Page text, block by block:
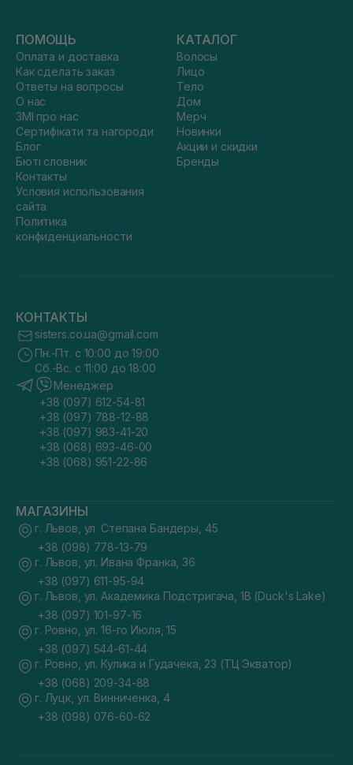
ПОМОЩЬ
Оплата и доставка
Как сделать заказ
Ответы на вопросы
О нас
ЗМІ про нас
Сертифікати та нагороди
Блог
Бюті словник
Контакты
Условия использования
сайта
Политика
конфиденциальности
КАТАЛОГ
Волосы
Лицо
Тело
Дом
Мерч
Новинки
Акции и скидки
Бренды
КОНТАКТЫ
sisters.co.ua@gmail.com
Пн.-Пт. с 10:00 до 19:00
Сб.-Вс. с 11:00 до 18:00
Менеджер
+38 (097) 612-54-81
+38 (097) 788-12-88
+38 (097) 983-41-20
+38 (068) 693-46-00
+38 (068) 951-22-86
МАГАЗИНЫ
г. Львов, ул. Степана Бандеры, 45
+38 (098) 778-13-79
г. Львов, ул. Ивана Франка, 36
+38 (097) 611-95-94
г. Львов, ул. Академика Подстригача, 1В (Duck's Lake)
+38 (097) 101-97-16
г. Ровно, ул. 16-го Июля, 15
+38 (097) 544-61-44
г. Ровно, ул. Кулика и Гудачека, 23 (ТЦ Экватор)
+38 (068) 209-34-88
г. Луцк, ул. Винниченка, 4
+38 (098) 076-60-62